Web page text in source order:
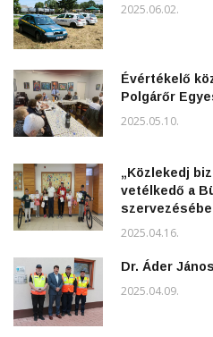
2025.06.02.
Évértékelő
Polgárőr
2025.05.10.
„Közlekedj
vetélkedő a
2025.04.16.
Dr. Áder
2025.04.09.